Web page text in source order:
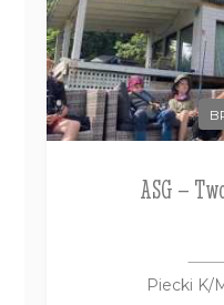
ASG –
Piecki K/